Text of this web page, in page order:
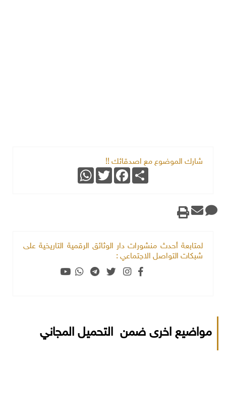
شارك الموضوع مع اصدقائك !!
Share
Facebook
Twitter
WhatsApp
لمتابعة أحدث منشورات دار الوثائق الرقمية التاريخية على
شبكات التواصل الاجتماعي :
مواضيع اخرى ضمن التحميل المجاني